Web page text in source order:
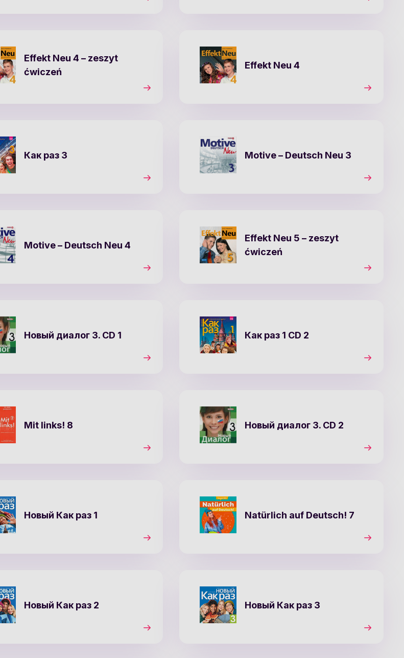
Effekt Neu 4 – zeszyt
ćwiczeń
Effekt Neu 4
Как раз 3 Motive – Deutsch Neu 3
Motive – Deutsch Neu 4
Effekt Neu 5 – zeszyt
ćwiczeń
Новый диалог 3. CD 1 Как раз 1 CD 2
Mit links! 8 Новый диалог 3. CD 2
Новый Как раз 1 Natürlich auf Deutsch! 7
Новый Как раз 2 Новый Как раз 3